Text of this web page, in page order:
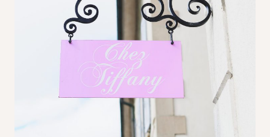
Nécessaire
Ces cookies ne
facultatifs. Ils
sont